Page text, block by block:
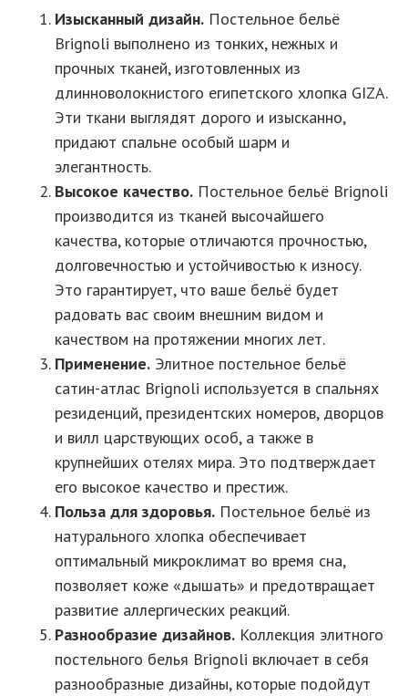
Изысканный дизайн. Постельное бельё
Brignoli выполнено из тонких, нежных и
прочных тканей, изготовленных из
длинноволокнистого египетского хлопка GIZA.
Эти ткани выглядят дорого и изысканно,
придают спальне особый шарм и
элегантность.
Высокое качество. Постельное бельё Brignoli
производится из тканей высочайшего
качества, которые отличаются прочностью,
долговечностью и устойчивостью к износу.
Это гарантирует, что ваше бельё будет
радовать вас своим внешним видом и
качеством на протяжении многих лет.
Применение. Элитное постельное бельё
сатин-атлас Brignoli используется в спальнях
резиденций, президентских номеров, дворцов
и вилл царствующих особ, а также в
крупнейших отелях мира. Это подтверждает
его высокое качество и престиж.
Польза для здоровья. Постельное бельё из
натурального хлопка обеспечивает
оптимальный микроклимат во время сна,
позволяет коже «дышать» и предотвращает
развитие аллергических реакций.
Разнообразие дизайнов. Коллекция элитного
постельного белья Brignoli включает в себя
разнообразные дизайны, которые подойдут